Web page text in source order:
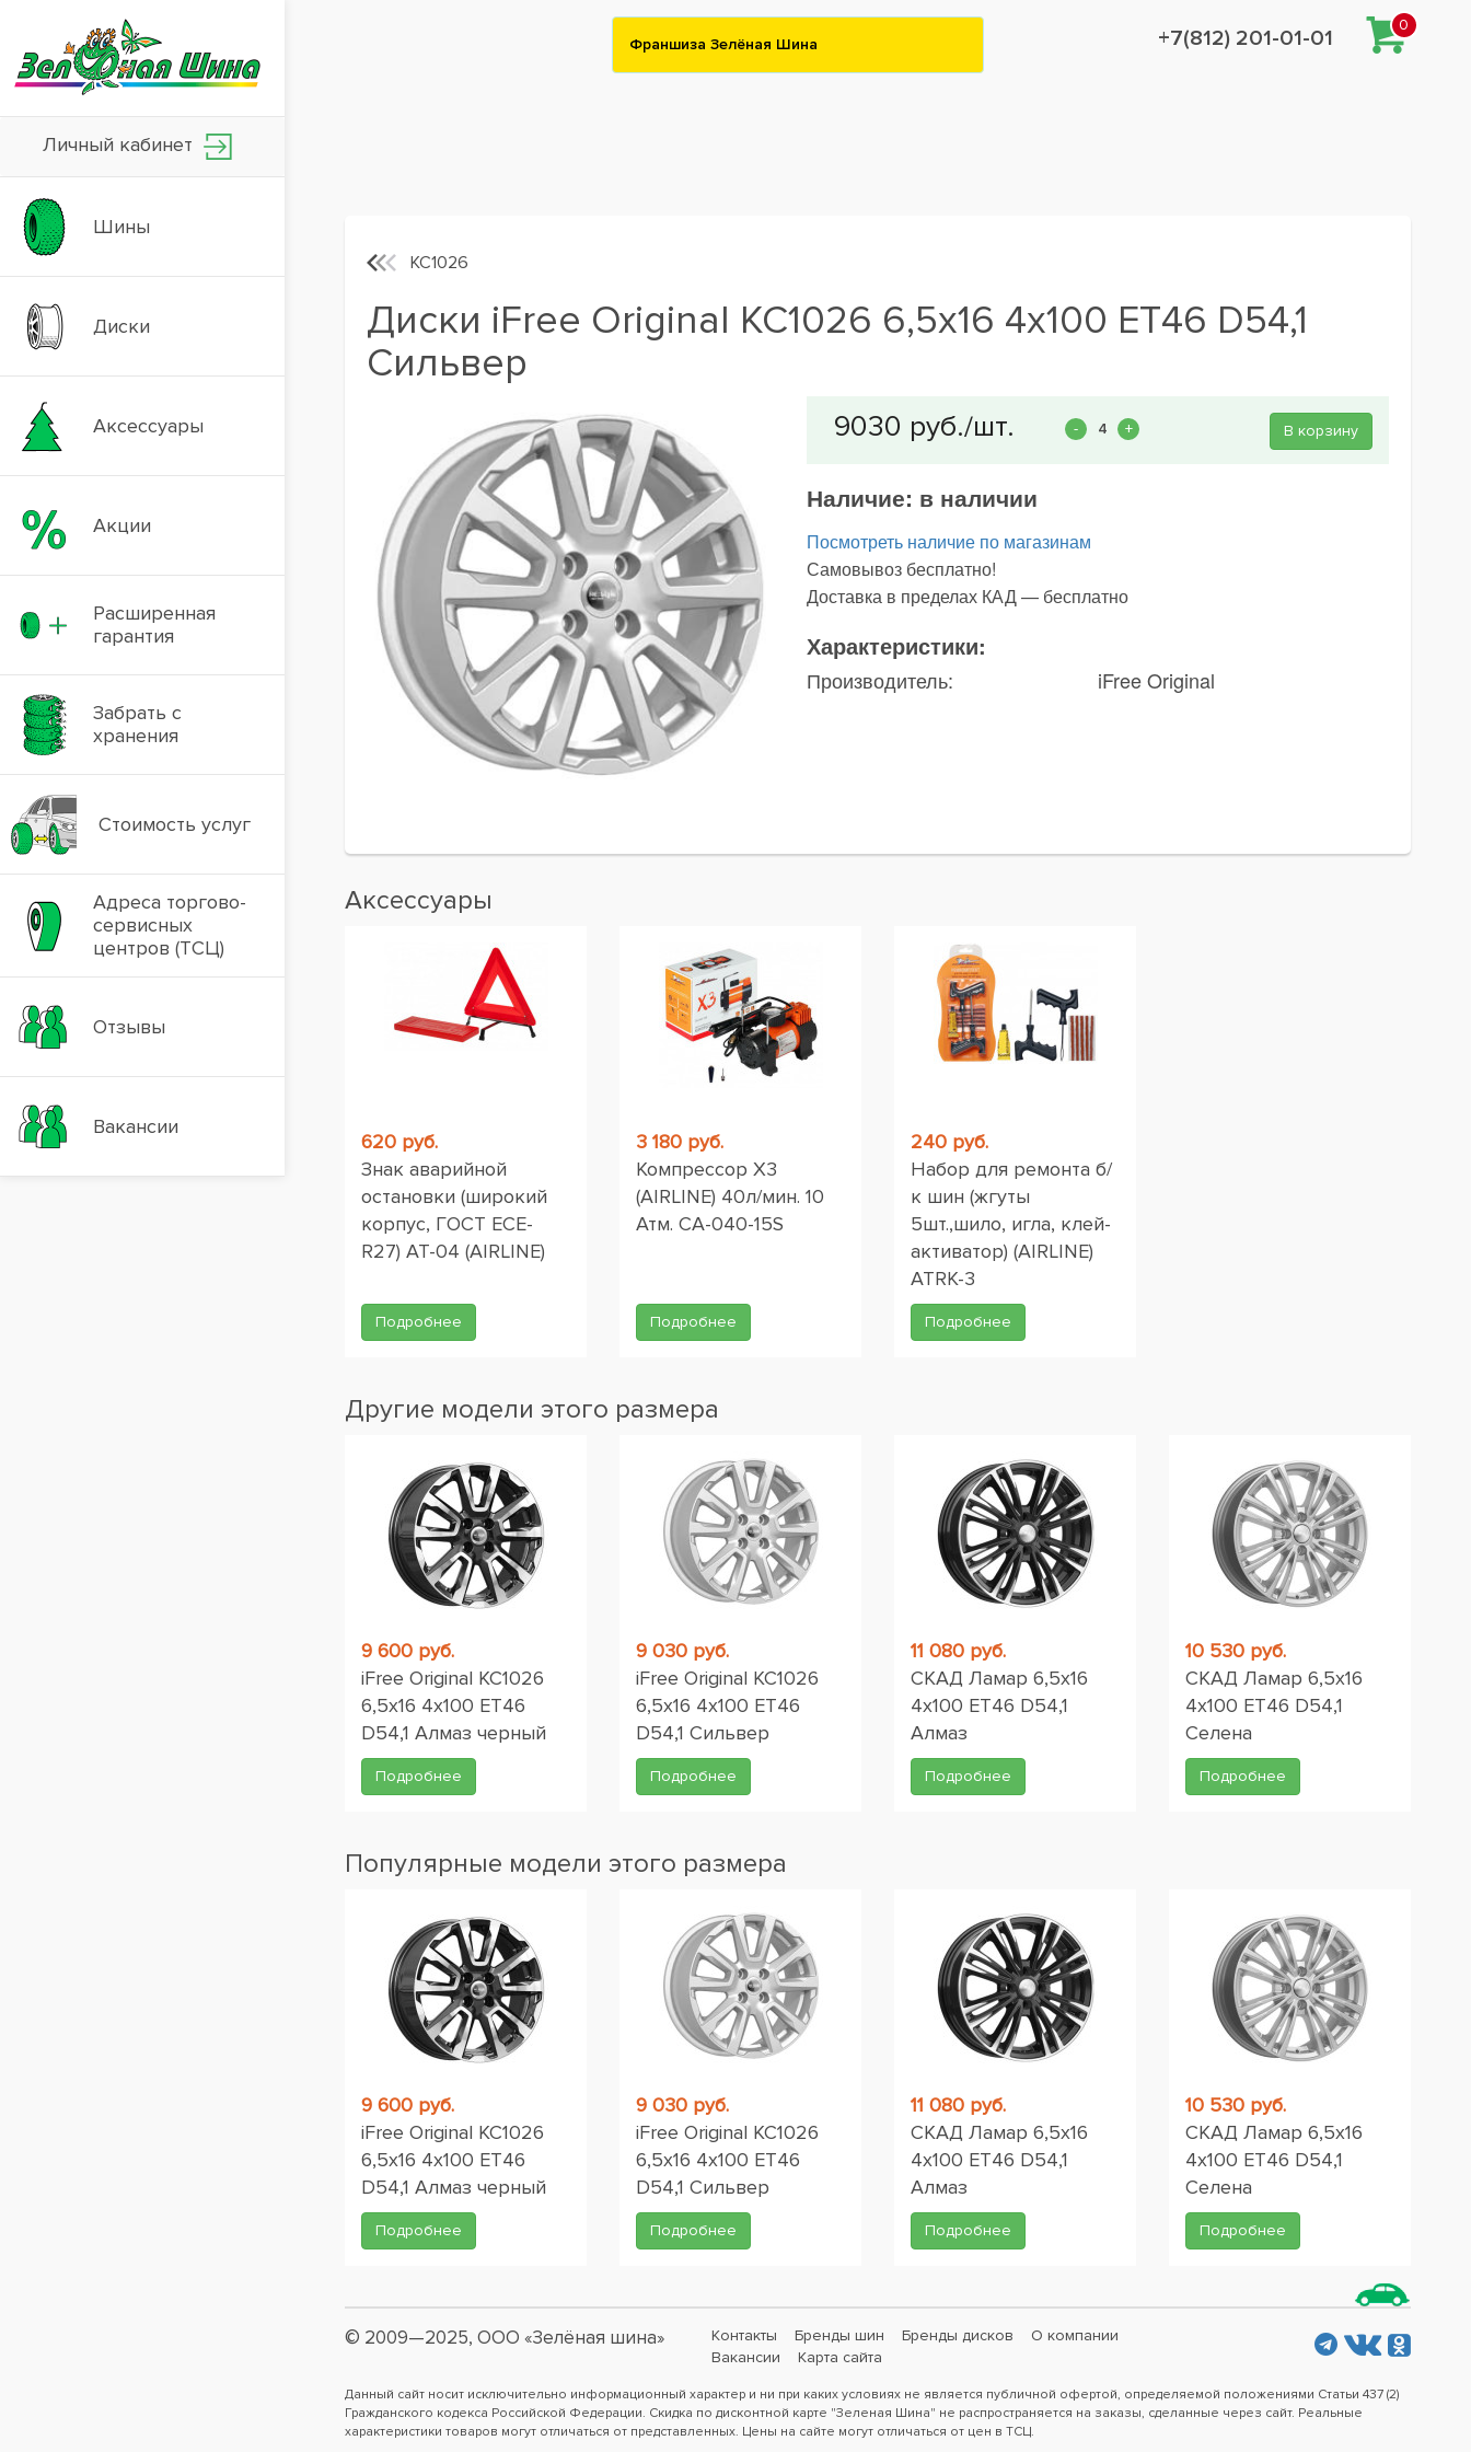
Личный кабинет
Шины
Диски
Аксессуары
Акции
Расширенная
гарантия
Забрать с
хранения
Стоимость услуг
Адреса торгово-
сервисных
центров (ТСЦ)
Отзывы
Вакансии
Франшиза Зелёная Шина +7(812) 201-01-01
0
КС1026
Диски iFree Original КС1026 6,5x16 4x100 ET46 D54,1
Сильвер
В корзину
Наличие: в наличии
Посмотреть наличие по магазинам
Самовывоз бесплатно!
Доставка в пределах КАД — бесплатно
Характеристики:
Производитель: iFree Original
Аксессуары
620 руб.
Знак аварийной
остановки (широкий
корпус, ГОСТ ЕСЕ-
R27) AT-04 (AIRLINE)
Подробнее
3 180 руб.
Компрессор X3
(AIRLINE) 40л/мин. 10
Атм. CA-040-15S
Подробнее
240 руб.
Набор для ремонта б/
к шин (жгуты
5шт.,шило, игла, клей-
активатор) (AIRLINE)
ATRK-3
Подробнее
Другие модели этого размера
9 600 руб.
iFree Original КС1026
6,5x16 4x100 ET46
D54,1 Алмаз черный
Подробнее
9 030 руб.
iFree Original КС1026
6,5x16 4x100 ET46
D54,1 Сильвер
Подробнее
11 080 руб.
СКАД Ламар 6,5x16
4x100 ET46 D54,1
Алмаз
Подробнее
10 530 руб.
СКАД Ламар 6,5x16
4x100 ET46 D54,1
Селена
Подробнее
Популярные модели этого размера
9 600 руб.
iFree Original КС1026
6,5x16 4x100 ET46
D54,1 Алмаз черный
Подробнее
9 030 руб.
iFree Original КС1026
6,5x16 4x100 ET46
D54,1 Сильвер
Подробнее
11 080 руб.
СКАД Ламар 6,5x16
4x100 ET46 D54,1
Алмаз
Подробнее
10 530 руб.
СКАД Ламар 6,5x16
4x100 ET46 D54,1
Селена
Подробнее
© 2009—2025, ООО «Зелёная шина» Контакты Бренды шин Бренды дисков
О компании
Вакансии
Карта сайта
Данный сайт носит исключительно информационный характер и ни при каких условиях не является публичной офертой, определяемой положениями Статьи 437 (2)
Гражданского кодекса Российской Федерации. Скидка по дисконтной карте "Зеленая Шина" не распространяется на заказы, сделанные через сайт. Реальные
характеристики товаров могут отличаться от представленных. Цены на сайте могут отличаться от цен в ТСЦ.